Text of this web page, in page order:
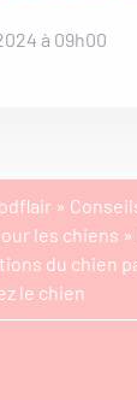
à 09h00
»
les chiens »
du chien
le chien